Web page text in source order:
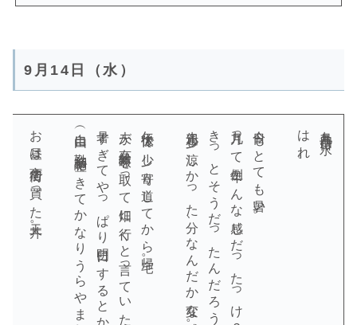
9月14日（水）
九月十四日（水）
はれ。
今日もとても暑い。
九月って例年こんな感じだったっけ？
きっとそうだったんだろうけど、
先週少し涼しかった分、なんだか変な感覚。
午後休で少し寄り道してから帰宅。
夫が有給休暇を取って畑に行くと言っていたけれど、
（自由に勤務調整できてかなりうらやましい）
お昼は商店街で買った天丼。